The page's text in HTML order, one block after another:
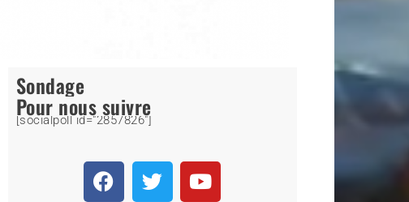
Sondage
[socialpoll id="2857826"]
Pour nous suivre